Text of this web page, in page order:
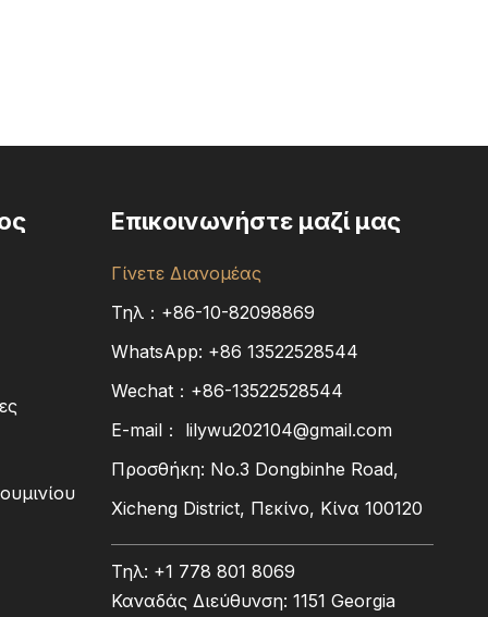
Επικοινωνήστε μαζί μας
Γίνετε Διανομέας
Τηλ：+86-10-82098869
WhatsApp: +86 13522528544
Wechat：+86-13522528544
E-mail： lilywu202104@gmail.com
Προσθήκη: No.3 Dongbinhe Road,
Xicheng District, Πεκίνο, Κίνα 100120
Τηλ: +1 778 801 8069
Καναδάς Διεύθυνση: 1151 Georgia